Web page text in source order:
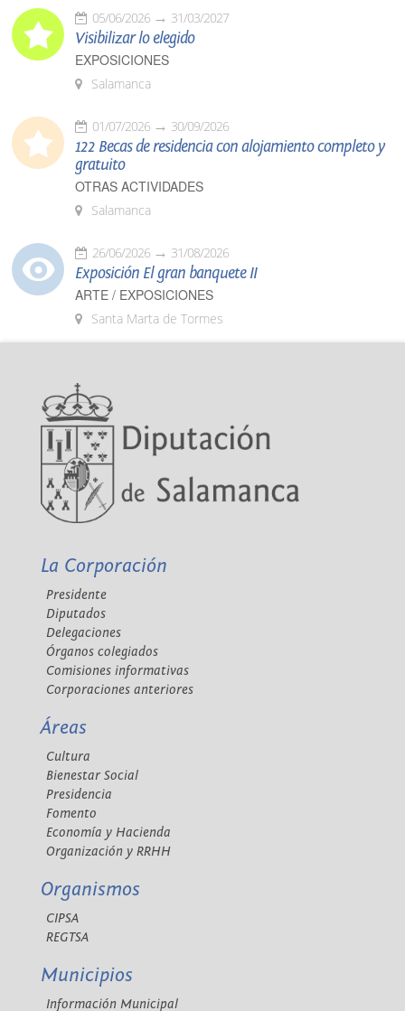
05/06/2026 31/03/2027
Visibilizar lo elegido
EXPOSICIONES
Salamanca
01/07/2026 30/09/2026
122 Becas de residencia con alojamiento completo y
gratuito
OTRAS ACTIVIDADES
Salamanca
26/06/2026 31/08/2026
Exposición El gran banquete II
ARTE / EXPOSICIONES
Santa Marta de Tormes
La Corporación
Presidente
Diputados
Delegaciones
Órganos colegiados
Comisiones informativas
Corporaciones anteriores
Áreas
Cultura
Bienestar Social
Presidencia
Fomento
Economía y Hacienda
Organización y RRHH
Organismos
CIPSA
REGTSA
Municipios
Información Municipal